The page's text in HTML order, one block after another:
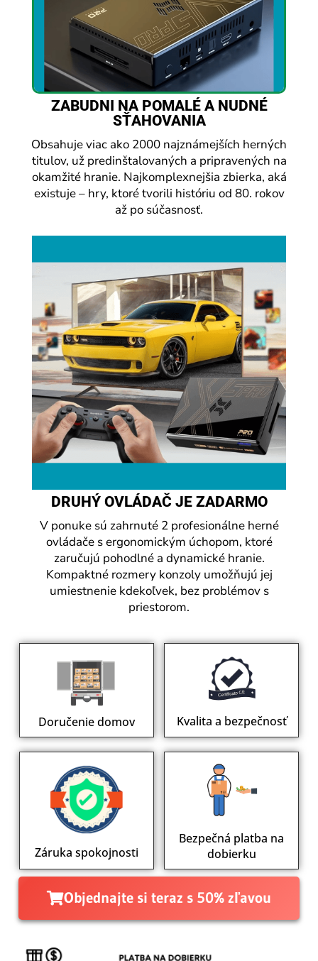
ZABUDNI NA POMALÉ A NUDNÉ
SŤAHOVANIA
Obsahuje viac ako 2000 najznámejších herných
titulov, už predinštalovaných a pripravených na
okamžité hranie. Najkomplexnejšia zbierka, aká
existuje – hry, ktoré tvorili históriu od 80. rokov
až po súčasnosť.
DRUHÝ OVLÁDAČ JE ZADARMO
V ponuke sú zahrnuté 2 profesionálne herné
ovládače s ergonomickým úchopom, ktoré
zaručujú pohodlné a dynamické hranie.
Kompaktné rozmery konzoly umožňujú jej
umiestnenie kdekoľvek, bez problémov s
priestorom.
Doručenie domov Kvalita a bezpečnosť
Záruka spokojnosti
Bezpečná platba na
dobierku
Objednajte si teraz s 50% zľavou